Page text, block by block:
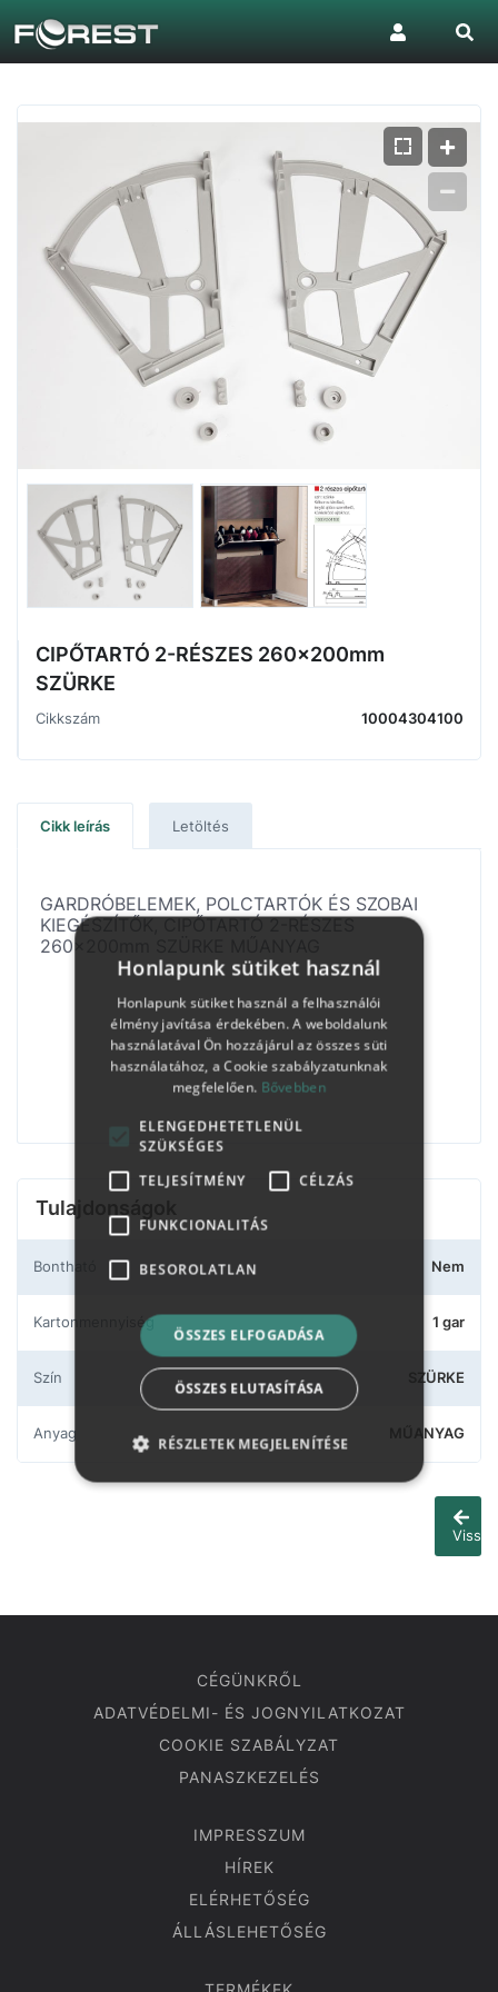
CIPŐTARTÓ 2-RÉSZES 260x200mm
SZÜRKE
Cikkszám 10004304100
Cikk leírás Letöltés
GARDRÓBELEMEK, POLCTARTÓK ÉS SZOBAI
KIEGÉSZÍTŐK, CIPŐTARTÓ 2-RÉSZES
260x200mm SZÜRKE MŰANYAG
Tulajdonságok
Bontható Nem
Kartonmennyiség 1 gar
Szín SZÜRKE
Anyag MŰANYAG
Vissza
CÉGÜNKRŐL
ADATVÉDELMI- ÉS JOGNYILATKOZAT
COOKIE SZABÁLYZAT
PANASZKEZELÉS
IMPRESSZUM
HÍREK
ELÉRHETŐSÉG
ÁLLÁSLEHETŐSÉG
Honlapunk sütiket használ
Honlapunk sütiket használ a felhasználói
élmény javítása érdekében. A weboldalunk
használatával Ön hozzájárul az összes süti
használatához, a Cookie szabályzatunknak
megfelelően. Bővebben
ELENGEDHETETLENÜL
SZÜKSÉGES
TELJESÍTMÉNY
CÉLZÁS
FUNKCIONALITÁS
BESOROLATLAN
ÖSSZES ELFOGADÁSA
ÖSSZES ELUTASÍTÁSA
RÉSZLETEK MEGJELENÍTÉSE